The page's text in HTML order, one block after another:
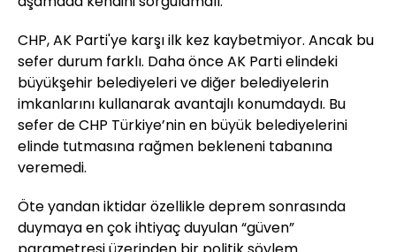
CHP, AK Parti'ye karşı ilk kez kaybetmiyor. Ancak bu
sefer durum farklı. Daha önce AK Parti elindeki
büyükşehir belediyeleri ve diğer belediyelerin
imkanlarını kullanarak avantajlı konumdaydı. Bu
sefer de CHP Türkiye’nin en büyük belediyelerini
elinde tutmasına rağmen bekleneni tabanına
veremedi.
Öte yandan iktidar özellikle deprem sonrasında
duymaya en çok ihtiyaç duyulan “güven”